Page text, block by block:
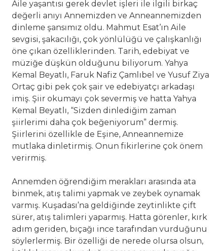
Aile yaşantısı gerek devlet işleri ile ilgili birkaç
değerli anıyı Annemizden ve Anneannemizden
dinleme şansımız oldu. Mahmut Esat’ın Aile
sevgisi, şakacılığı, çok yönlülüğü ve çalışkanlığı
öne çıkan özelliklerinden. Tarih, edebiyat ve
müziğe düşkün olduğunu biliyorum. Yahya
Kemal Beyatlı, Faruk Nafiz Çamlıbel ve Yusuf Ziya
Ortaç gibi pek çok şair ve edebiyatçı arkadaşı
imiş. Şiir okumayı çok severmiş ve hatta Yahya
Kemal Beyatlı, “Sizden dinlediğim zaman
şiirlerimi daha çok beğeniyorum” dermiş.
Şiirlerini özellikle de Eşine, Anneannemize
mutlaka dinletirmiş. Onun fikirlerine çok önem
verirmiş.
Annemden öğrendiğim merakları arasında ata
binmek, atış talimi yapmak ve zeybek oynamak
varmış. Kuşadası’na geldiğinde zeytinlikte çift
sürer, atış talimleri yaparmış. Hatta görenler, kırk
adım geriden, bıçağı ince tarafından vurduğunu
söylerlermiş. Bir özelliği de nerede olursa olsun,